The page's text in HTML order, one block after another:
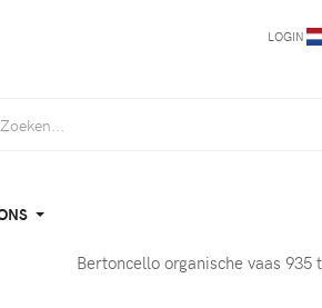
LOGIN
Bertoncello organische vaas 935